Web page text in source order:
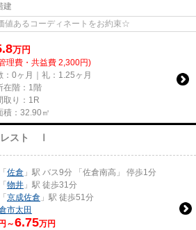
建
値あるコーディネートをお約束☆
万円
理費・共益費 2,300円)
：0ヶ月｜礼：1.25ヶ月
在階：1階
取り：1R
積：32.90㎡
レスト Ⅰ
「佐倉 」駅 バス9分 「佐倉南高」 停歩1分
「物井 」駅 徒歩31分
「京成佐倉 」駅 徒歩51分
市太田
～6.75万円